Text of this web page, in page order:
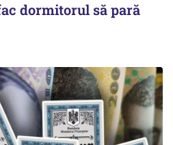
dormitorul să pară